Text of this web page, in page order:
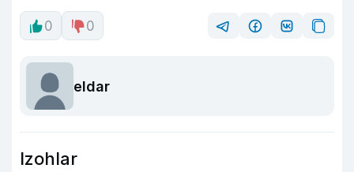
0 0
eldar
Izohlar